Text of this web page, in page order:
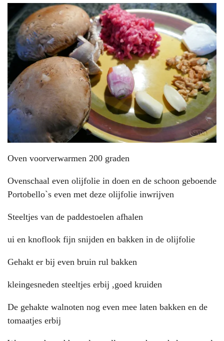
Oven voorverwarmen 200 graden
Ovenschaal even olijfolie in doen en de schoon geboende
Portobello`s even met deze olijfolie inwrijven
Steeltjes van de paddestoelen afhalen
ui en knoflook fijn snijden en bakken in de olijfolie
Gehakt er bij even bruin rul bakken
kleingesneden steeltjes erbij ,goed kruiden
De gehakte walnoten nog even mee laten bakken en de
tomaatjes erbij